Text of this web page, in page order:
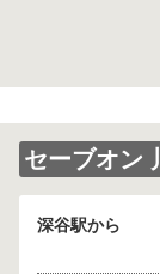
セーブオン
深谷駅から